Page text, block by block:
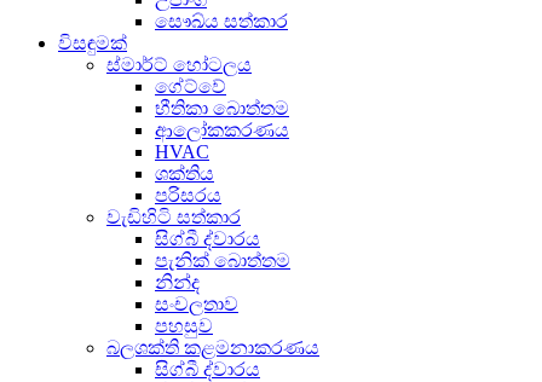
සෞඛ්ය සත්කාර
විසඳුමක්
ස්මාර්ට් හෝටලය
ගේට්වේ
භීතිකා බොත්තම
ආලෝකකරණය
HVAC
ශක්තිය
පරිසරය
වැඩිහිටි සත්කාර
සිග්බී ද්වාරය
පැනික් බොත්තම
නින්ද
සංචලතාව
පහසුව
බලශක්ති කළමනාකරණය
සිග්බී ද්වාරය